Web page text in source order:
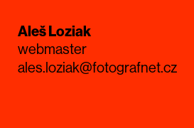
Aleš Loziak
webmaster
ales.loziak@fotografnet.cz